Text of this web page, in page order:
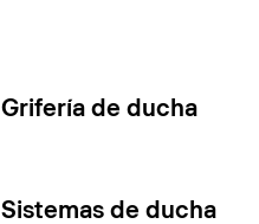
Grifería de ducha
Sistemas de ducha